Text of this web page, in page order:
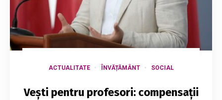
ACTUALITATE ÎNVĂȚĂMÂNT SOCIAL
Vești pentru profesori: compensații